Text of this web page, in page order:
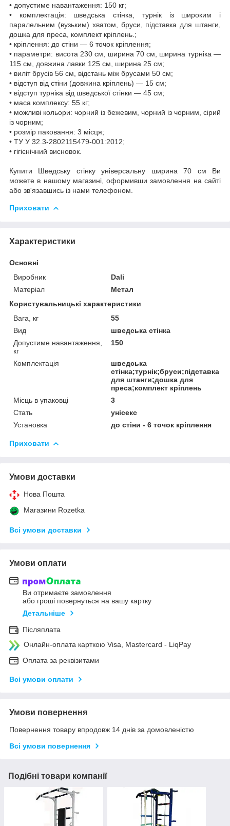
• допустиме навантаження: 150 кг;
• комплектація: шведська стінка, турнік із широким і
паралельним (вузьким) хватом, бруси, підставка для штанги,
дошка для преса, комплект кріплень.;
• кріплення: до стіни — 6 точок кріплення;
• параметри: висота 230 см, ширина 70 см, ширина турніка —
115 см, довжина лавки 125 см, ширина 25 см;
• виліт брусів 56 см, відстань між брусами 50 см;
• відступ від стіни (довжина кріплень) — 15 см;
• відступ турніка від шведської стінки — 45 см;
• маса комплексу: 55 кг;
• можливі кольори: чорний із бежевим, чорний із чорним, сірий
із чорним;
• розмір паковання: 3 місця;
• ТУ У 32.3-2802115479-001:2012;
• гігієнічний висновок.
Купити Шведську стінку універсальну ширина 70 см Ви
можете в нашому магазині, оформивши замовлення на сайті
або зв'язавшись із нами телефоном.
Приховати
Характеристики
Основні
Виробник
Dali
Матеріал
Метал
Користувальницькі характеристики
Вага, кг
55
Вид
шведська стінка
Допустиме навантаження,
кг
150
Комплектація
шведська
стінка;турнік;бруси;підставка
для штанги;дошка для
преса;комплект кріплень
Місць в упаковці
3
Стать
унісекс
Установка
до стіни - 6 точок кріплення
Приховати
Умови доставки
Нова Пошта
Магазини Rozetka
Всі умови доставки
Умови оплати
Ви отримаєте замовлення
або гроші повернуться на вашу картку
Детальніше
Післяплата
Онлайн-оплата карткою Visa, Mastercard - LiqPay
Оплата за реквізитами
Всі умови оплати
Умови повернення
Повернення товару впродовж 14 днів за домовленістю
Всі умови повернення
Подібні товари компанії